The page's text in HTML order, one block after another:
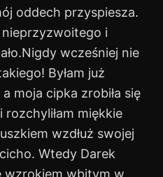
przyspiesza.
nieprzyzwoitego i
wcześniej nie
Byłam już
moja cipka zrobiła się
miękkie
wzdłuż swojej
Wtedy Darek
wzrokiem wbitym w